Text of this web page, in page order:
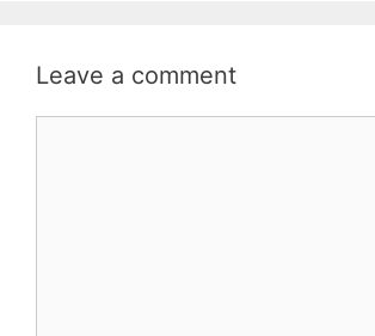
Leave a comment